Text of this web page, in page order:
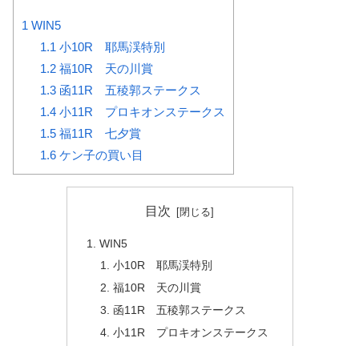
1 WIN5
1.1 小10R 耶馬渓特別
1.2福10R 天の川賞
1.3函11R 五稜郭ステークス
1.4小11R プロキオンステークス
1.5福11R 七夕賞
1.6ケン子の買い目
目次
WIN5
小10R 耶馬渓特別
福10R 天の川賞
函11R 五稜郭ステークス
小11R プロキオンステークス